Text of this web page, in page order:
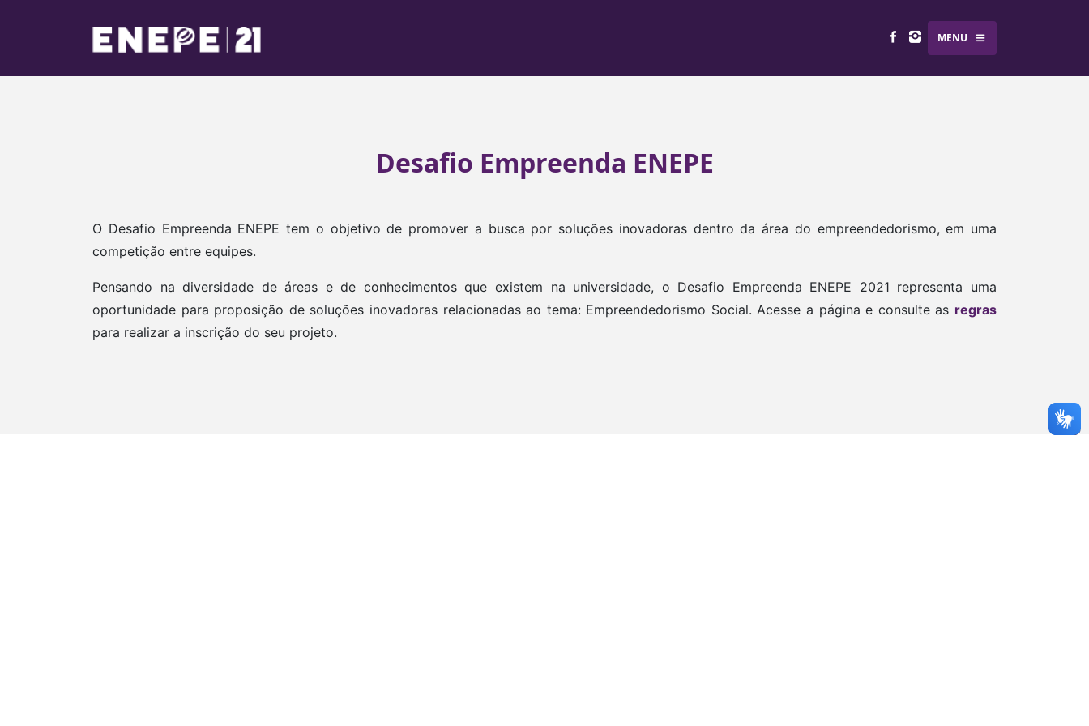
MENU
Desafio Empreenda ENEPE
O Desafio Empreenda ENEPE tem o objetivo de promover a busca por soluções inovadoras dentro da área do empreendedorismo, em uma
competição entre equipes.
Pensando na diversidade de áreas e de conhecimentos que existem na universidade, o Desafio Empreenda ENEPE 2021 representa uma
oportunidade para proposição de soluções inovadoras relacionadas ao tema: Empreendedorismo Social. Acesse a página e consulte as regras
para realizar a inscrição do seu projeto.